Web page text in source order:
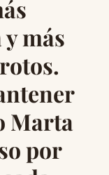
más
Marta
por